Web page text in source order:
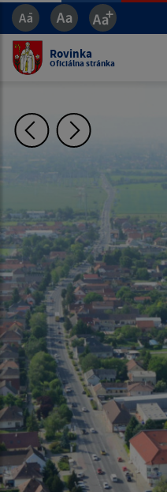
Rovinka
Oficiálna stránka